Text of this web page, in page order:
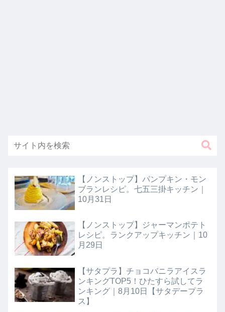
【ノンストップ】パンプキン・モン
ブランレシピ。七五三掛キッチン｜
10月31日
【ノンストップ】ジャーマンポテト
レシピ。ランクアップキッチン｜10
月29日
【サタプラ】チョコバニラアイスラ
ンキングTOP5！ひたすら試してラ
ンキング｜8月10日【サタデープラ
ス】